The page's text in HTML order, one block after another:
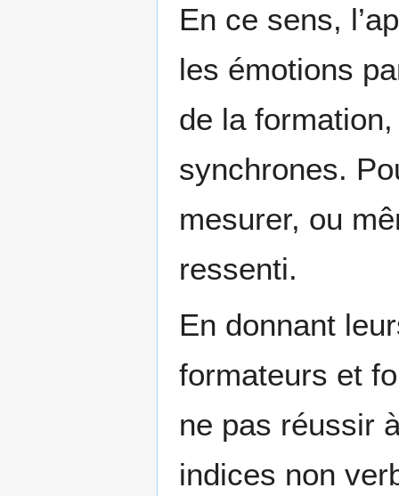
En ce sens,
les émotions
de la
synchrones.
mesurer, ou
ressenti.
En donnant
formateurs et
ne pas réussir
indices non